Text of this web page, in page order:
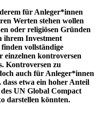
für Anleger*innen
Werten stehen wollen
oder religiösen Gründen
ihrem Investment
vollständige
einzelnen kontroversen
Kontroversen zu
auch für Anleger*innen
etwa ein hoher Anteil
UN Global Compact
darstellen könnten.